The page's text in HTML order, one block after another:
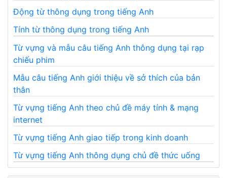
Động từ thông dụng trong tiếng Anh
Tính từ thông dụng trong tiếng Anh
Từ vựng và mẫu câu tiếng Anh thông dụng tại rạp
chiếu phim
Mẫu câu tiếng Anh giới thiệu về sở thích của bản
thân
Từ vựng tiếng Anh theo chủ đề máy tính & mạng
internet
Từ vựng tiếng Anh giao tiếp trong kinh doanh
Từ vựng tiếng Anh thông dụng chủ đề thức uống